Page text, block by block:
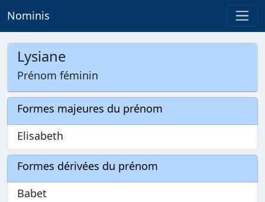
Nominis
Lysiane
Prénom féminin
Formes majeures du prénom
Elisabeth
Formes dérivées du prénom
Babet